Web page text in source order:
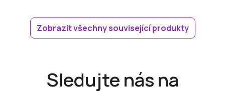
Zobrazit všechny související produkty
Sledujte nás na